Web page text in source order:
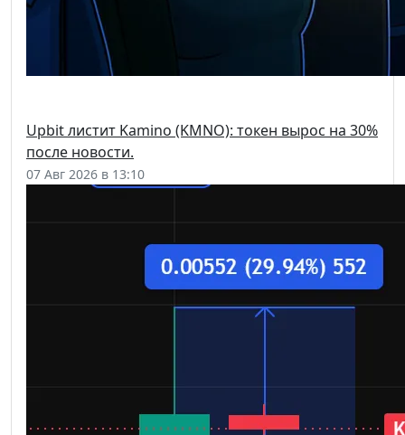
Upbit листит Kamino (KMNO): токен вырос на 30%
после новости.
07 Авг 2026 в 13:10